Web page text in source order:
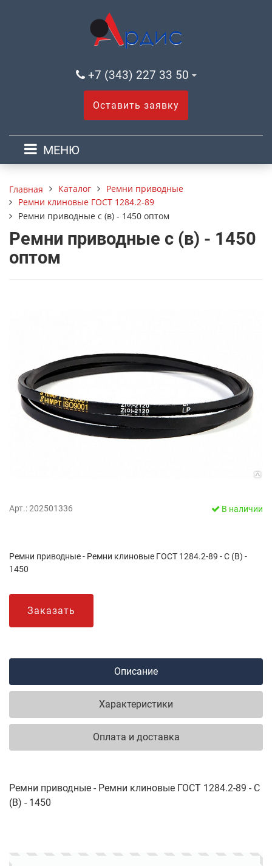
+7 (343) 227 33 50
Оставить заявку
МЕНЮ
Главная Каталог
Ремни приводные
Ремни клиновые ГОСТ 1284.2-89
Ремни приводные с (в) - 1450 оптом
Ремни приводные с (в) - 1450
оптом
Арт.: 202501336 В наличии
Ремни приводные - Ремни клиновые ГОСТ 1284.2-89 - С (В) -
1450
Заказать
Описание
Характеристики
Оплата и доставка
Ремни приводные - Ремни клиновые ГОСТ 1284.2-89 - С
(В) - 1450